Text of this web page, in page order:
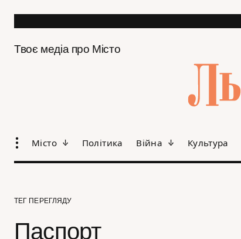
Твоє медіа про Місто
Місто Політика Війна Культура
ТЕГ ПЕРЕГЛЯДУ
Паспорт